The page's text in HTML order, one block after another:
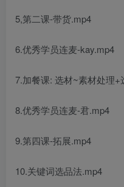
5,第二课-带货.mp4
6.优秀学员连麦-kay.mp4
7.加餐课: 选材~素材处理
8.优秀学员连麦-君.mp4
9.第四课-拓展.mp4
10.关键词选品法.mp4